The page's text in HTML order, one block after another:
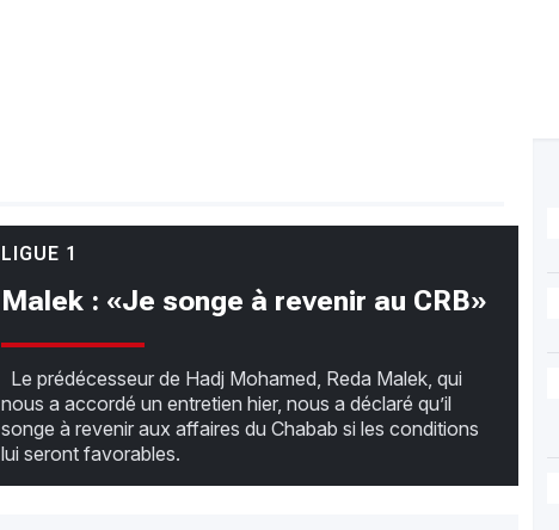
LIGUE 1
Malek : «Je songe à revenir au CRB»
Le prédécesseur de Hadj Mohamed, Reda Malek, qui
nous a accordé un entretien hier, nous a déclaré qu’il
songe à revenir aux affaires du Chabab si les conditions
lui seront favorables.